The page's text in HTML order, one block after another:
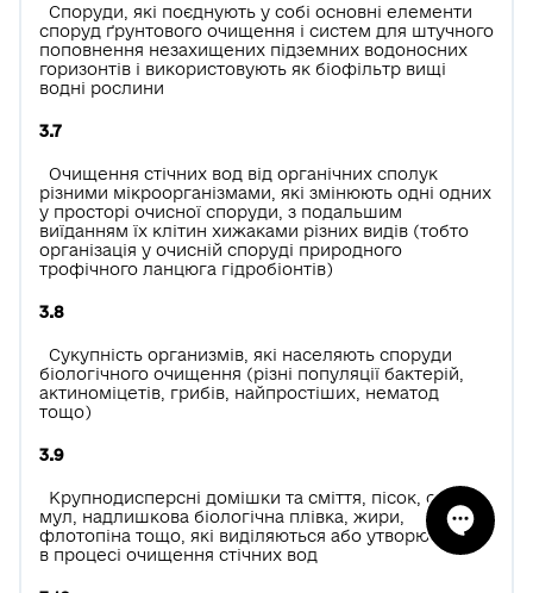
Споруди, які поєднують у собі основні елементи
споруд ґрунтового очищення і систем для штучного
поповнення незахищених підземних водоносних
горизонтів і використовують як біофільтр вищі
водні рослини
3.7
Очищення стічних вод від органічних сполук
різними мікроорганізмами, які змінюють одні одних
у просторі очисної споруди, з подальшим
виїданням їх клітин хижаками різних видів (тобто
організація у очисній споруді природного
трофічного ланцюга гідробіонтів)
3.8
Сукупність организмів, які населяють споруди
біологічного очищення (різні популяції бактерій,
актиноміцетів, грибів, найпростіших, нематод
тощо)
3.9
Крупнодисперсні домішки та сміття, пісок, осади,
мул, надлишкова біологічна плівка, жири,
флотопіна тощо, які виділяються або утворюються
в процесі очищення стічних вод